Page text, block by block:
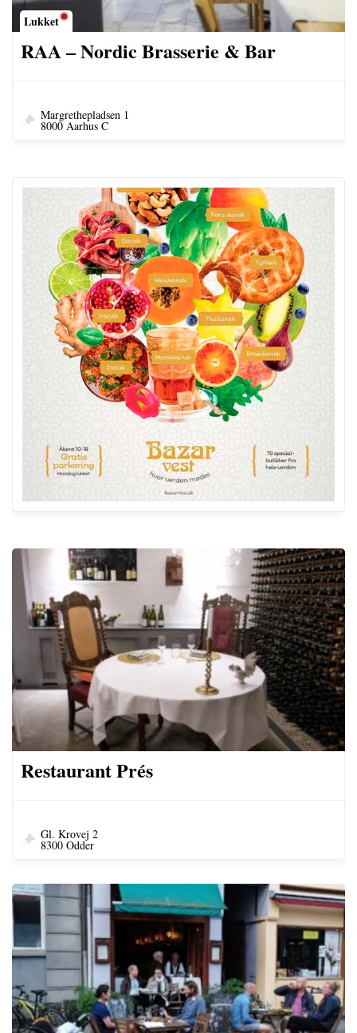
Lukket
RAA – Nordic Brasserie & Bar
Margrethepladsen 1
8000 Aarhus C
Restaurant Prés
Gl. Krovej 2
8300 Odder